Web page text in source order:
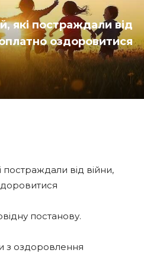
які постраждали від
оздоровитися
постраждали від війни,
постанову.
з оздоровлення